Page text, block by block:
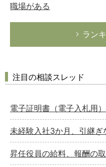
職場がある
ラン
注目の相談スレッド
電子証明書（電子入札用
未経験入社3か月、引継
昇任役員の給料、報酬の